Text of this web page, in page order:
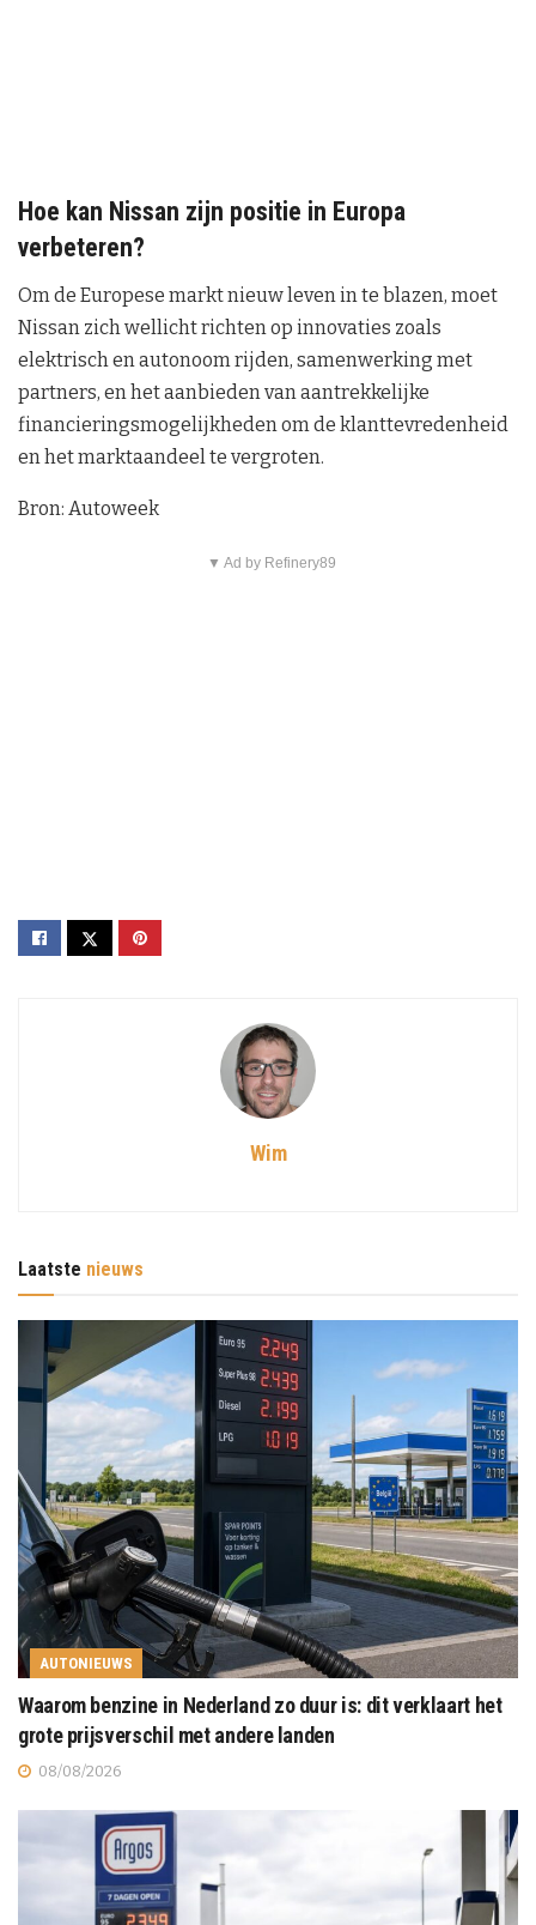
Hoe kan Nissan zijn positie in Europa
verbeteren?
Om de Europese markt nieuw leven in te blazen, moet
Nissan zich wellicht richten op innovaties zoals
elektrisch en autonoom rijden, samenwerking met
partners, en het aanbieden van aantrekkelijke
financieringsmogelijkheden om de klanttevredenheid
en het marktaandeel te vergroten.
Bron: Autoweek
▼ Ad by Refinery89
Wim
Laatste nieuws
AUTONIEUWS
Waarom benzine in Nederland zo duur is: dit verklaart het
grote prijsverschil met andere landen
08/08/2026